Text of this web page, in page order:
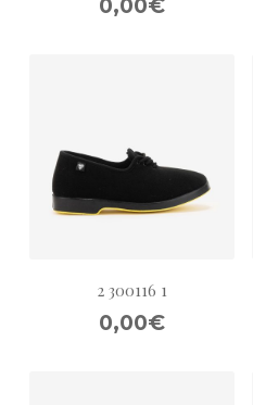
0,00€
2 300116 1
0,00€